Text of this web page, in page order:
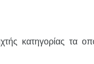
κατηγορίας τα